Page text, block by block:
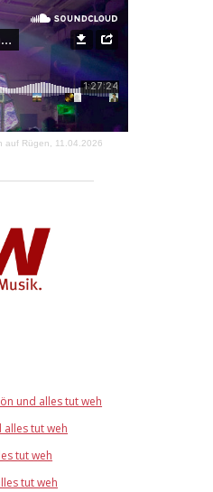
auf Rügen, 11.04.2026
und alles tut weh
alles tut weh
tut weh
tut weh